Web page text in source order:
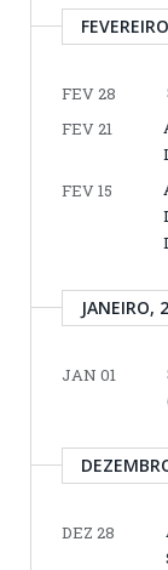
FEV 28
FEV 21
FEV 15
JANEIRO,
JAN 01
DEZ 28